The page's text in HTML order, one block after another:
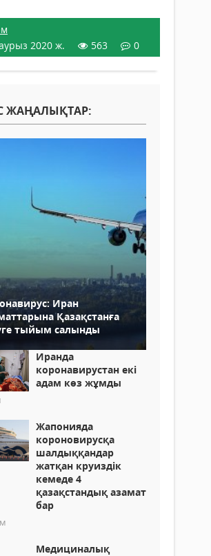
2020 ж.
563 0
ЖАҢАЛЫҚТАР:
Иран
Қазақстанға
тыйым салынды
Иранда
коронавирустан екі
адам көз жұмды
Жапонияда
короновирусқа
шалдыққандар
жатқан круиздік
кемеде 4
қазақстандық азамат
бар
Медициналық